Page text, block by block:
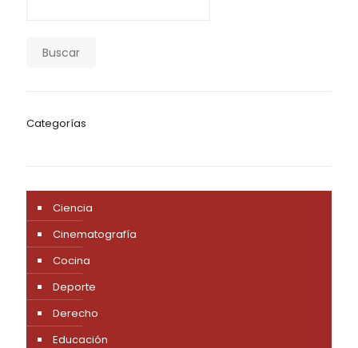
Buscar
Categorías
Ciencia
Cinematografía
Cocina
Deporte
Derecho
Educación